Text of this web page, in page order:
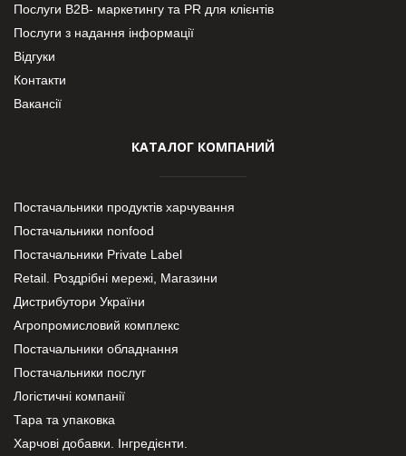
Послуги В2В- маркетингу та PR для клієнтів
Послуги з надання інформації
Відгуки
Контакти
Вакансії
КАТАЛОГ КОМПАНИЙ
Постачальники продуктів харчування
Постачальники nonfood
Постачальники Private Label
Retail. Роздрібні мережі, Магазини
Дистрибутори України
Агропромисловий комплекс
Постачальники обладнання
Постачальники послуг
Логістичні компанії
Тара та упаковка
Харчові добавки. Інгредієнти.